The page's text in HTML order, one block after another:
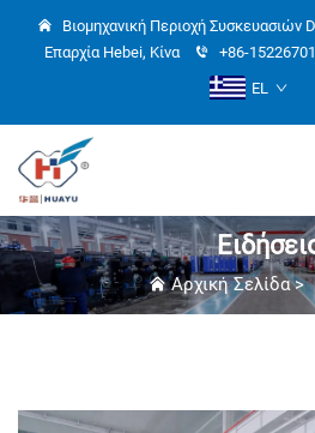
Βιομηχανική Περιοχή Συσκευασιών
Επαρχία Hebei, Κίνα
+86-
EL
Αρχική Σελίδα>